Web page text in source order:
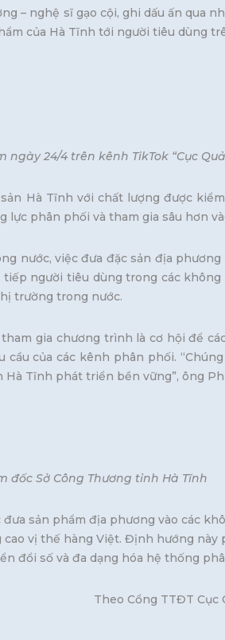
– nghệ sĩ gạo cội, ghi dấu ấn qua
của Hà Tĩnh tới người tiêu dùng
24/4 trên kênh TikTok “Cục
Hà Tĩnh với chất lượng được
phân phối và tham gia sâu hơn
nước, việc đưa đặc sản địa
người tiêu dùng trong các
trường trong nước.
gia chương trình là cơ hội để
của các kênh phân phối.
Tĩnh phát triển bền vững”, ông
đốc Sở Công Thương tỉnh Hà Tĩnh
sản phẩm địa phương vào các
vị thế hàng Việt. Định hướng này
đổi số và đa dạng hóa hệ thống
Phát triển